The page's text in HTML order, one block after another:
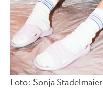
Foto: Sonja Stadelmaier